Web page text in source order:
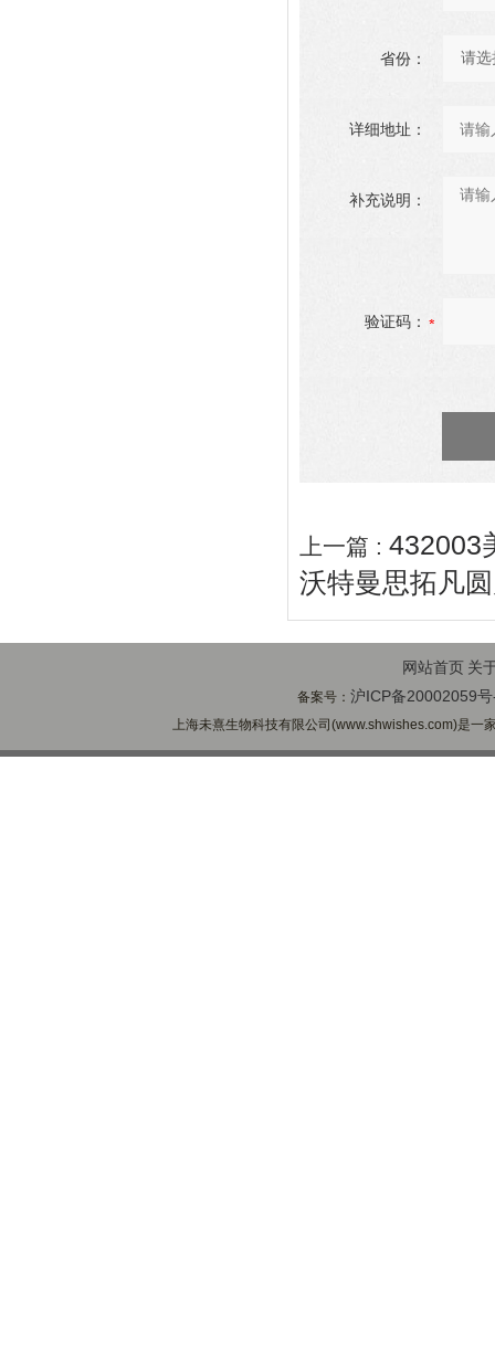
省份：
详细地址：
补充说明：
验证码：
上一篇 : 432003
沃特曼思拓凡
网站首页 关
备案号：沪ICP备20002059
上海未熹生物科技有限公司(www.shwishes.com)是一